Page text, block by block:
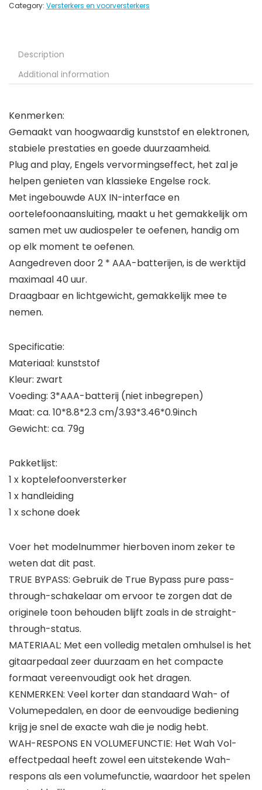
Category: Versterkers en voorversterkers
Description
Additional information
Kenmerken:
Gemaakt van hoogwaardig kunststof en elektronen,
stabiele prestaties en goede duurzaamheid.
Plug and play, Engels vervormingseffect, het zal je
helpen genieten van klassieke Engelse rock.
Met ingebouwde AUX IN-interface en
oortelefoonaansluiting, maakt u het gemakkelijk om
samen met uw audiospeler te oefenen, handig om
op elk moment te oefenen.
Aangedreven door 2 * AAA-batterijen, is de werktijd
maximaal 40 uur.
Draagbaar en lichtgewicht, gemakkelijk mee te
nemen.
Specificatie:
Materiaal: kunststof
Kleur: zwart
Voeding: 3*AAA-batterij (niet inbegrepen)
Maat: ca. 10*8.8*2.3 cm/3.93*3.46*0.9inch
Gewicht: ca. 79g
Pakketlijst:
1 x koptelefoonversterker
1 x handleiding
1 x schone doek
Voer het modelnummer hierboven inom zeker te
weten dat dit past.
TRUE BYPASS: Gebruik de True Bypass pure pass-
through-schakelaar om ervoor te zorgen dat de
originele toon behouden blijft zoals in de straight-
through-status.
MATERIAAL: Met een volledig metalen omhulsel is het
gitaarpedaal zeer duurzaam en het compacte
formaat vereenvoudigt ook het dragen.
KENMERKEN: Veel korter dan standaard Wah- of
Volumepedalen, en door de eenvoudige bediening
krijg je snel de exacte wah die je nodig hebt.
WAH-RESPONS EN VOLUMEFUNCTIE: Het Wah Vol-
effectpedaal heeft zowel een uitstekende Wah-
respons als een volumefunctie, waardoor het spelen